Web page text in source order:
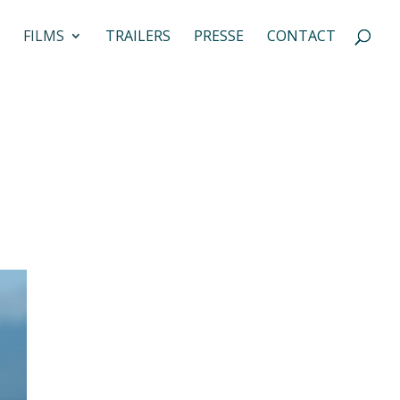
FILMS TRAILERS PRESSE CONTACT